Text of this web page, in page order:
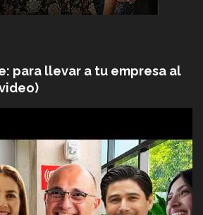
para llevar a tu empresa al